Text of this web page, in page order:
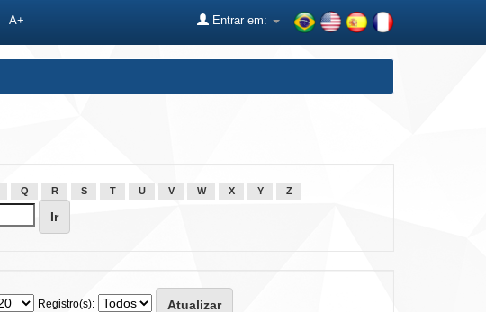
A+ Entrar em:
Q R S T U V W X Y Z
Registro(s):